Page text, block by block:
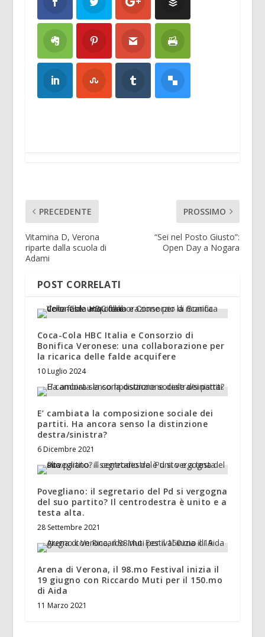
PRECEDENTE
Vitamina D, Verona
riparte dalla scuola di
Adami
PROSSIMO
“Sei nel Posto Giusto”:
Open Day a Nogara
POST CORRELATI
Coca-Cola HBC Italia e Consorzio di
Bonifica Veronese: una collaborazione per
la ricarica delle falde acquifere
10 Luglio 2024
E’ cambiata la composizione sociale dei
partiti. Ha ancora senso la distinzione
destra/sinistra?
6 Dicembre 2021
Povegliano: il segretario del Pd si vergogna
del suo partito? Il centrodestra è unito e a
testa alta.
28 Settembre 2021
Arena di Verona, il 98.mo Festival inizia il
19 giugno con Riccardo Muti per il 150.mo
di Aida
11 Marzo 2021